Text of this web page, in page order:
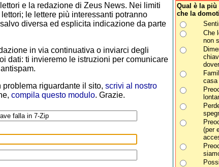
e la redazione di Zeus News. Nei limiti
le lettere più interessanti potranno
diversa ed esplicita indicazione da parte
in via continuativa o inviarci degli
dati: ti invieremo le istruzioni per comunicare
riguardante il sito, scrivi al nostro
compila questo modulo. Grazie.
Qual è la più
che la
Che
non
casa
(per